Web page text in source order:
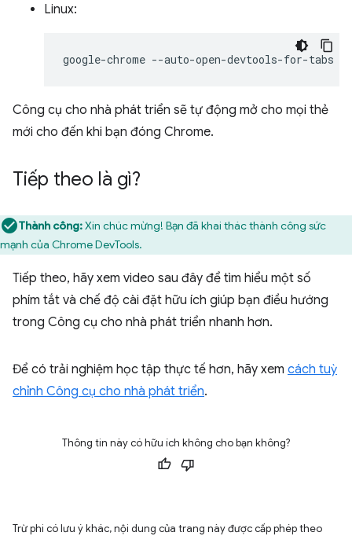
Linux:
google-chrome
Công cụ cho nhà phát triển sẽ tự động mở cho mọi thẻ
mới cho đến khi bạn đóng Chrome.
Tiếp theo là gì?
Thành công:Xin chúc mừng! Bạn đã khai thác thành công sức
mạnh của Chrome DevTools.
Tiếp theo, hãy xem video sau đây để tìm hiểu một số
phím tắt và chế độ cài đặt hữu ích giúp bạn điều hướng
trong Công cụ cho nhà phát triển nhanh hơn.
Để có trải nghiệm học tập thực tế hơn, hãy xem cách tuỳ
chỉnh Công cụ cho nhà phát triển.
Thông tin này có hữu ích không cho bạn không?
Trừ phi có lưu ý khác, nội dung của trang này được cấp phép theo